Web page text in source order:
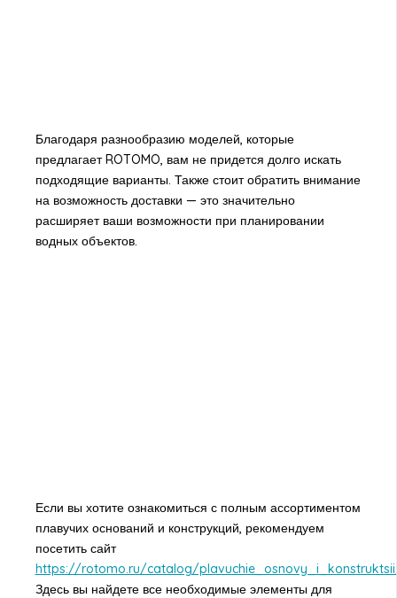
Благодаря разнообразию моделей, которые
предлагает ROTOMO, вам не придется долго искать
подходящие варианты. Также стоит обратить внимание
на возможность доставки — это значительно
расширяет ваши возможности при планировании
водных объектов.
Если вы хотите ознакомиться с полным ассортиментом
плавучих оснований и конструкций, рекомендуем
посетить сайт
https://rotomo.ru/catalog/
Здесь вы найдете все необходимые элементы для